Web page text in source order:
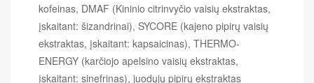
kofeinas, DMAF (Kininio citrinvyčio vaisių ekstraktas,
įskaitant: šizandrinai), SYCORE (kajeno pipirų vaisių
ekstraktas, įskaitant: kapsaicinas), THERMO-
ENERGY (karčiojo apelsino vaisių ekstraktas,
įskaitant: sinefrinas), juodųjų pipirų ekstraktas